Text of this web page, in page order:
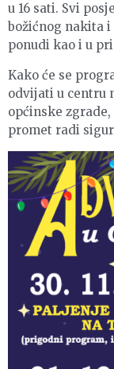
u 16 sati. Svi
božićnog nakita
ponudi kao i u
Kako će se
odvijati u centru
općinske
promet radi